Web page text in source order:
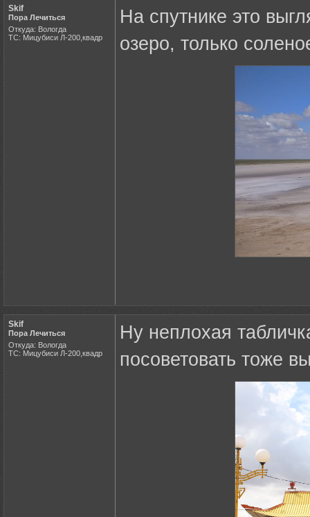
Skif
Пора Лечиться
Откуда: Вологда
ТС: Мицубиси Л-200,квадр
На спутнике это
озеро, только
Skif
Пора Лечиться
Откуда: Вологда
ТС: Мицубиси Л-200,квадр
Ну неплохая
посоветовать тоже